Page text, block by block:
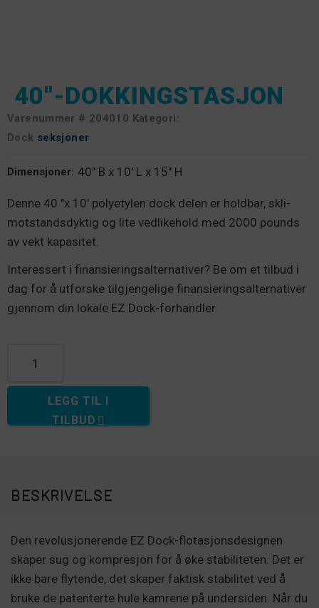
40"-DOKKINGSTASJON
Varenummer # 204010 Kategori:
Dock seksjoner
Dimensjoner: 40" B x 10' L x 15" H
Denne 40 "x 10' polyetylen dock delen er holdbar, skli-
motstandsdyktig og lite vedlikehold med 2000 pounds
av vekt kapasitet.
Interessert i finansieringsalternativer? Be om et tilbud i
dag for å utforske tilgjengelige finansieringsalternativer
gjennom din lokale EZ Dock-forhandler.
LEGG TIL I
TILBUD
BESKRIVELSE
Den revolusjonerende EZ Dock-flotasjonsdesignen
skaper sug og kompresjon for å øke stabiliteten. Det er
ikke bare flytende, det skaper faktisk stabilitet ved å
bruke de patenterte hule kamrene på undersiden. Når du